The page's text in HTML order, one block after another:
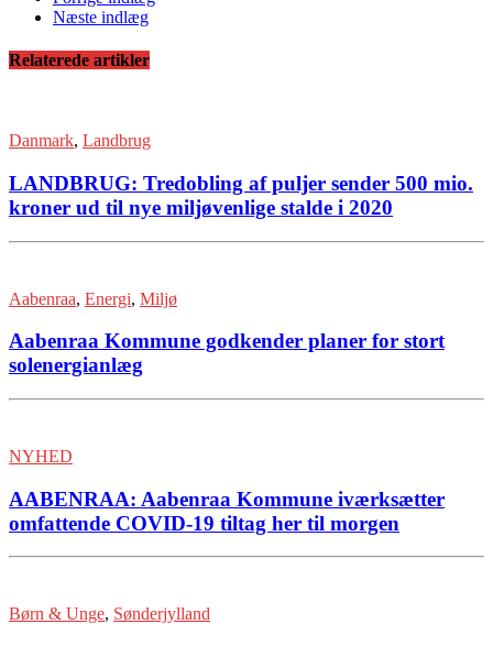
Næste indlæg
Relaterede artikler
Danmark, Landbrug
LANDBRUG: Tredobling af puljer sender 500 mio.
kroner ud til nye miljøvenlige stalde i 2020
Aabenraa, Energi, Miljø
Aabenraa Kommune godkender planer for stort
solenergianlæg
NYHED
AABENRAA: Aabenraa Kommune iværksætter
omfattende COVID-19 tiltag her til morgen
Børn & Unge, Sønderjylland